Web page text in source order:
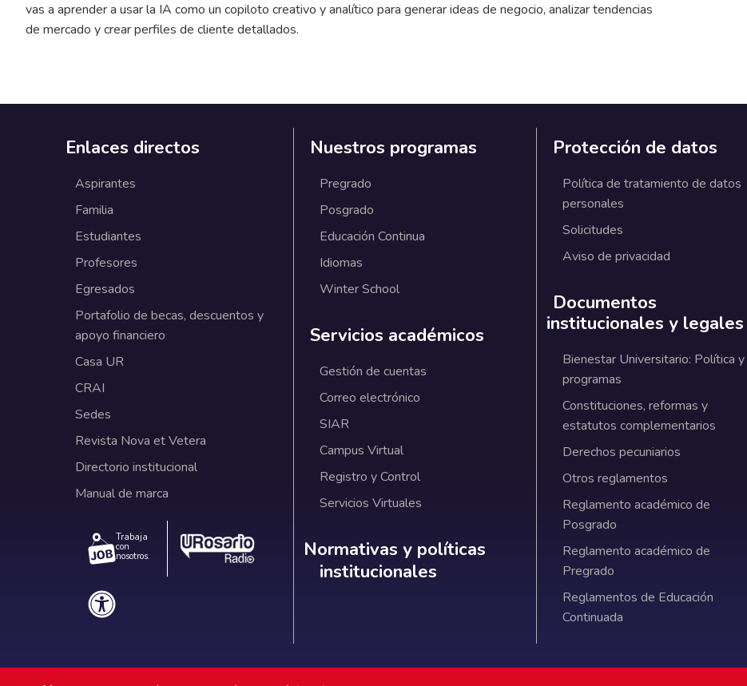
vas a aprender a usar la IA como un copiloto creativo y analítico para generar ideas de negocio, analizar tendencias
de mercado y crear perfiles de cliente detallados.
Enlaces directos
Aspirantes
Familia
Estudiantes
Profesores
Egresados
Portafolio de becas, descuentos y
apoyo financiero
Casa UR
CRAI
Sedes
Revista Nova et Vetera
Directorio institucional
Manual de marca
Trabaja
con
nosotros.
Nuestros programas
Pregrado
Posgrado
Educación Continua
Idiomas
Winter School
Servicios académicos
Gestión de cuentas
Correo electrónico
SIAR
Campus Virtual
Registro y Control
Servicios Virtuales
Normativas y políticas institucionales
Normativas y políticas
institucionales
Protección de datos
Política de tratamiento de datos
personales
Solicitudes
Aviso de privacidad
Documentos
institucionales y legales
Bienestar Universitario: Política y
programas
Constituciones, reformas y
estatutos complementarios
Derechos pecuniarios
Otros reglamentos
Reglamento académico de
Posgrado
Reglamento académico de
Pregrado
Reglamentos de Educación
Continuada